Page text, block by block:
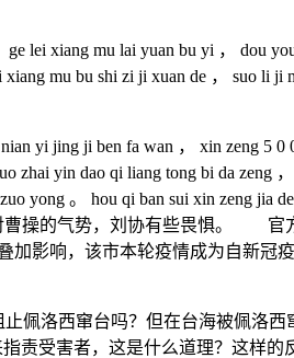
xiang mu lai yuan bu yi ， dou you
mu bu shi zi ji xuan de ， suo li ji
yi jing ji ben fa wan ， xin zeng 5 0
zhai yin dao qi liang tong bi da zeng
yong 。 hou qi ban sui xin zeng jia
对曹操的气势，刘协有些畏惧。 官
加影响，该市本轮疫情成为自新冠疫
洛西窜台吗？但在台海被佩洛西
责受害者，这是什么道理？这样的